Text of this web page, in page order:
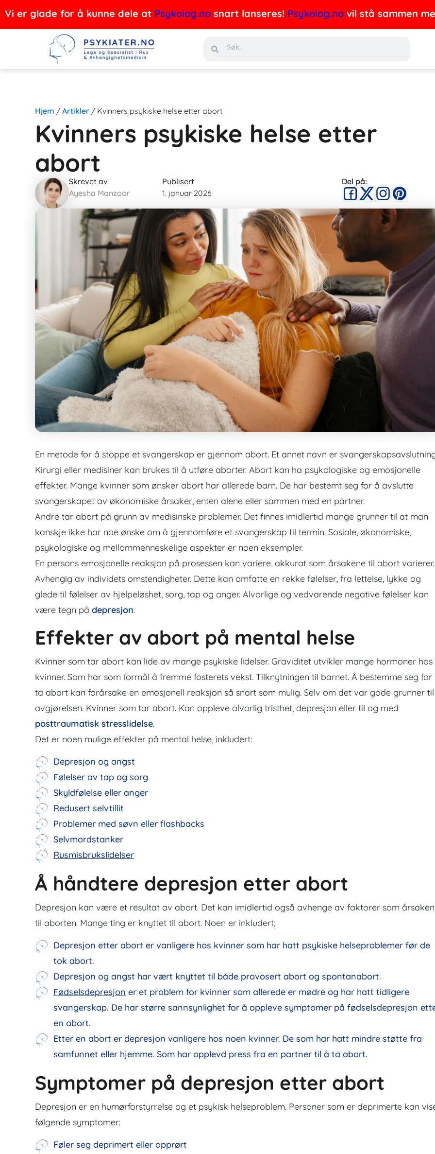
Hopp
Vi er glade for å kunne dele at Psykolog.no snart lanseres! Psykolog.no vil stå sammen
Hjem / Artikler / Kvinners psykiske helse etter abort
Kvinners psykiske helse etter
abort
Skrevet av
Ayesha Manzoor
Publisert
1. januar 2026
Del på:
En metode for å stoppe et svangerskap er gjennom abort. Et annet navn er
Kirurgi eller medisiner kan brukes til å utføre aborter. Abort kan ha psykologiske og emosjonelle
effekter. Mange kvinner som ønsker abort har allerede barn. De har bestemt seg for å avslutte
svangerskapet av økonomiske årsaker, enten alene eller sammen med en partner.
Andre tar abort på grunn av medisinske problemer. Det finnes imidlertid mange grunner til at man
kanskje ikke har noe ønske om å gjennomføre et svangerskap til termin. Sosiale, økonomiske,
psykologiske og mellommenneskelige aspekter er noen eksempler.
En persons emosjonelle reaksjon på prosessen kan variere, akkurat som årsakene til abort varierer.
Avhengig av individets omstendigheter. Dette kan omfatte en rekke følelser, fra lettelse, lykke og
glede til følelser av hjelpeløshet, sorg, tap og anger. Alvorlige og vedvarende negative følelser kan
være tegn på depresjon.
Effekter av abort på mental helse
Kvinner som tar abort kan lide av mange psykiske lidelser. Graviditet utvikler mange hormoner hos
kvinner. Som har som formål å fremme fosterets vekst. Tilknytningen til barnet. Å bestemme seg for
ta abort kan forårsake en emosjonell reaksjon så snart som mulig. Selv om det var gode grunner til
avgjørelsen. Kvinner som tar abort. Kan oppleve alvorlig tristhet, depresjon eller til og med
posttraumatisk stresslidelse.
Det er noen mulige effekter på mental helse, inkludert:
Depresjon og angst
Følelser av tap og sorg
Skyldfølelse eller anger
Redusert selvtillit
Problemer med søvn eller flashbacks
Selvmordstanker
Rusmisbrukslidelser
Å håndtere depresjon etter abort
Depresjon kan være et resultat av abort. Det kan imidlertid også avhenge av faktorer som årsaken
til aborten. Mange ting er knyttet til abort. Noen er inkludert;
Depresjon etter abort er vanligere hos kvinner som har hatt psykiske helseproblemer før de
tok abort.
Depresjon og angst har vært knyttet til både provosert abort og spontanabort.
Fødselsdepresjon er et problem for kvinner som allerede er mødre og har hatt tidligere
svangerskap. De har større sannsynlighet for å oppleve symptomer på fødselsdepresjon
en abort.
Etter en abort er depresjon vanligere hos noen kvinner. De som har hatt mindre støtte fra
samfunnet eller hjemme. Som har opplevd press fra en partner til å ta abort.
Symptomer på depresjon etter abort
Depresjon er en humørforstyrrelse og et psykisk helseproblem. Personer som er deprimerte kan
følgende symptomer:
Føler seg deprimert eller opprørt